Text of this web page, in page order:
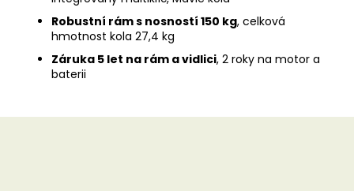
Robustní rám s nosností 150 kg, celková
hmotnost kola 27,4 kg
Záruka 5 let na rám a vidlici, 2 roky na motor a
baterii